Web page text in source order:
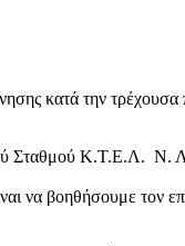
κατά την
Σταθμού Κ.Τ.Ε.Λ. Ν.
να βοηθήσουμε τον